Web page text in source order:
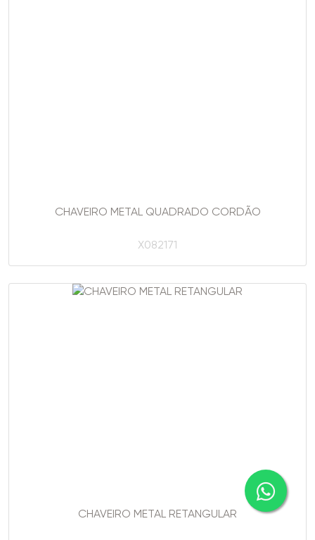
CHAVEIRO METAL QUADRADO CORDÃO
X082171
CHAVEIRO METAL RETANGULAR